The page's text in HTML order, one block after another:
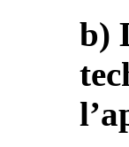
b)